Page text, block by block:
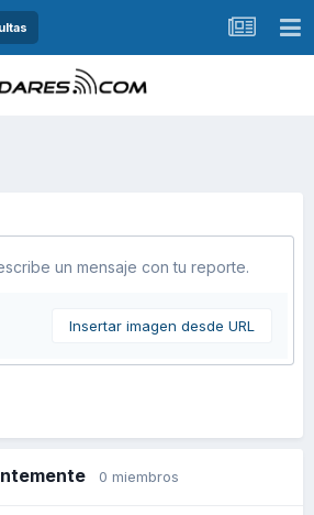
un mensaje con tu reporte.
Insertar imagen desde URL
0 miembros